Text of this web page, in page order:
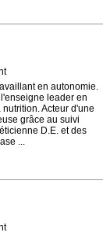
en autonomie.
leader en
Acteur d'une
grâce au suivi
D.E. et des
...